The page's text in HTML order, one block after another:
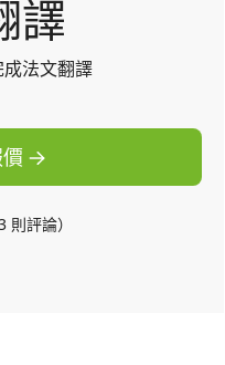
譯
法文翻譯
則評論）